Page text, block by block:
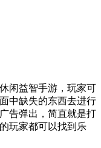
闲益智手游，玩家可
中缺失的东西去进行
告弹出，简直就是打
玩家都可以找到乐